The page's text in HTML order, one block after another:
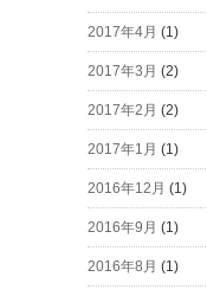
2017年4月 (1)
2017年3月 (2)
2017年2月 (2)
2017年1月 (1)
2016年12月 (1)
2016年9月 (1)
2016年8月 (1)